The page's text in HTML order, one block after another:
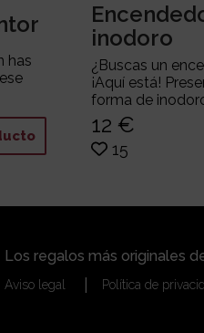
has
inodoro
¿Buscas un
¡Aquí está!
forma de
12 €
15
Los regalos más originales
Aviso legal Política de